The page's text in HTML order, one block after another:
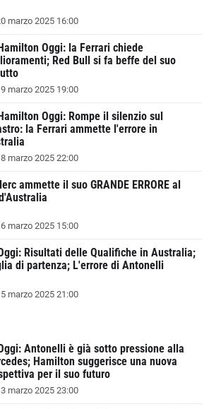
marzo 2025 16:00
Oggi: la Ferrari chiede
Red Bull si fa beffe del suo
marzo 2025 19:00
Oggi: Rompe il silenzio sul
la Ferrari ammette l'errore in
marzo 2025 22:00
ammette il suo GRANDE ERRORE al
marzo 2025 15:00
Risultati delle Qualifiche in Australia;
di partenza; L'errore di Antonelli
marzo 2025 21:00
Antonelli è già sotto pressione alla
Hamilton suggerisce una nuova
per il suo futuro
marzo 2025 23:00